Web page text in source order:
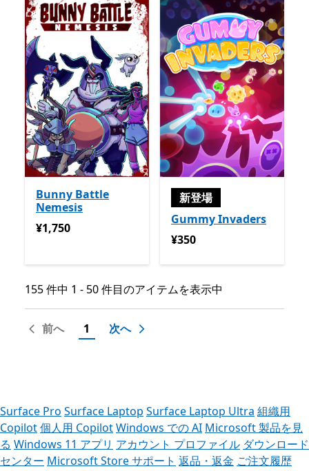
Bunny Battle
Nemesis
¥1,750
¥1,750
新登場
Gummy Invaders
¥350
¥350
155 件中 1 - 50 件目のアイテムを表示中
155 件中 1 - 50 件目のアイテムを表示中
前へ 1 次へ
Surface Pro Surface Laptop Surface Laptop Ultra 組織用
Copilot個人用 CopilotWindows での AI Microsoft 製品を見
る Windows 11 アプリ アカウント プロファイル ダウンロード
センター Microsoft Store サポート 返品・返金 ご注文履歴